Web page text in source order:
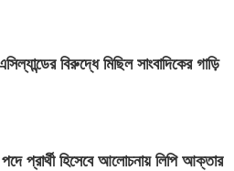
বিরুদ্ধে মিছিল সাংবাদিকের গাড়ি
প্রার্থী হিসেবে আলোচনায় লিপি আক্তার